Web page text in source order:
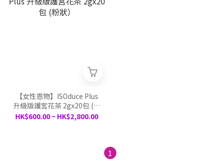
【女性恩物】ISOduce Plus
升級版護宮花茶 2gx20包 (粉
狀）
HK$600.00 ~ HK$2,800.00
1